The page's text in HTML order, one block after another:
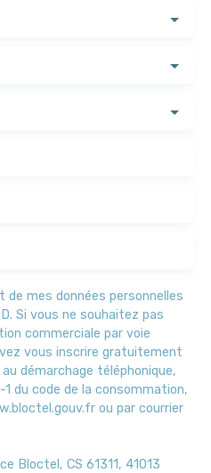
mes données personnelles
Si vous ne souhaitez pas
commerciale par voie
vous inscrire gratuitement
démarchage téléphonique,
du code de la consommation,
ou par courrier
Bloctel, CS 61311, 41013